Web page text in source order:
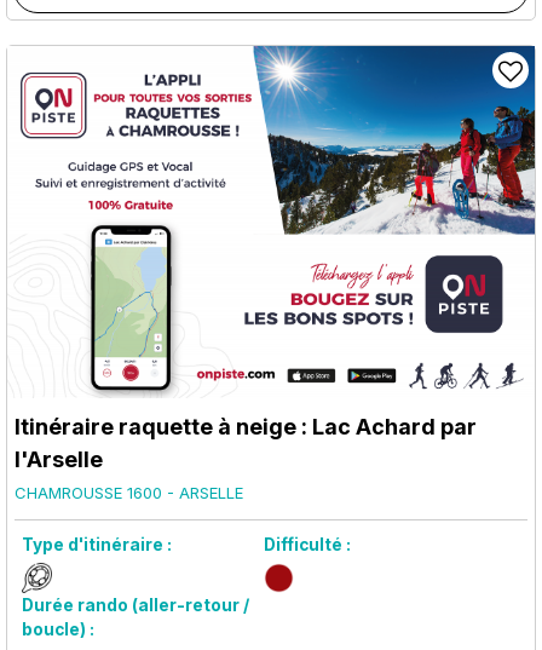
Itinéraire raquette à neige : Lac Achard par
l'Arselle
CHAMROUSSE 1600 - ARSELLE
Type d'itinéraire : Difficulté :
Durée rando (aller-retour /
boucle) :